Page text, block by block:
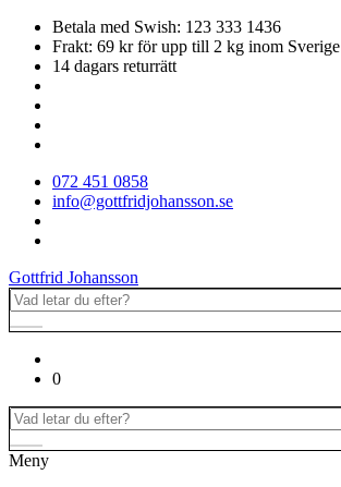
Betala med Swish: 123 333 1436
Frakt: 69 kr för upp till 2 kg inom Sverige
14 dagars returrätt
072 451 0858
info@gottfridjohansson.se
Gottfrid Johansson
0
Meny